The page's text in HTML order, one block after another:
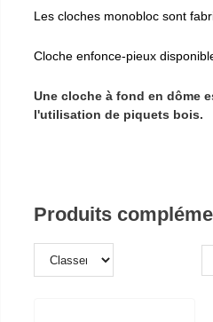
Les cloches monobloc sont
Cloche enfonce-pieux
Une cloche à fond en dôme
l'utilisation de piquets bois.
Produits